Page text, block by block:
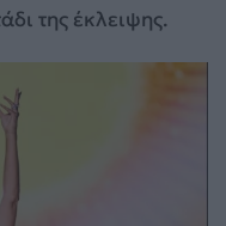
της έκλειψης.